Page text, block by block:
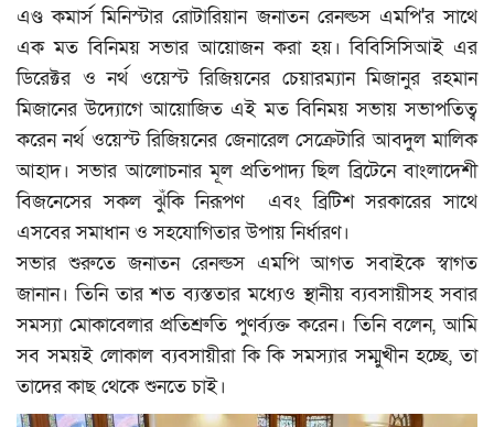
সাহিত্য
প্রযুক্তি
জাষ্ট হেল্প চ্যারিটি
স্বাস্থ্য
খেলাধুলা
বিনোদন
ক্যাম্পাস
লাইফস্টাইল
এণ্ড কমার্স মিনিস্টার রোটারিয়ান জনাতন রেনল্ডস এমপি'র সাথে
এক মত বিনিময় সভার আয়োজন করা হয়। বিবিসিসিআই এর
ডিরেক্টর ও নর্থ ওয়েস্ট রিজিয়নের চেয়ারম্যান মিজানুর রহমান
মিজানের উদ্যোগে আয়োজিত এই মত বিনিময় সভায় সভাপতিত্ব
করেন নর্থ ওয়েস্ট রিজিয়নের জেনারেল সেক্রেটারি আবদুল মালিক
আহাদ। সভার আলোচনার মূল প্রতিপাদ্য ছিল ব্রিটেনে বাংলাদেশী
বিজনেসের সকল ঝুঁকি নিরূপণ এবং ব্রিটিশ সরকারের সাথে
এসবের সমাধান ও সহযোগিতার উপায় নির্ধারণ।
সভার শুরুতে জনাতন রেনল্ডস এমপি আগত সবাইকে স্বাগত
জানান। তিনি তার শত ব্যস্ততার মধ্যেও স্থানীয় ব্যবসায়ীসহ সবার
সমস্যা মোকাবেলার প্রতিশ্রুতি পুণর্ব্যক্ত করেন। তিনি বলেন, আমি
সব সময়ই লোকাল ব্যবসায়ীরা কি কি সমস্যার সম্মুখীন হচ্ছে, তা
তাদের কাছ থেকে শুনতে চাই।